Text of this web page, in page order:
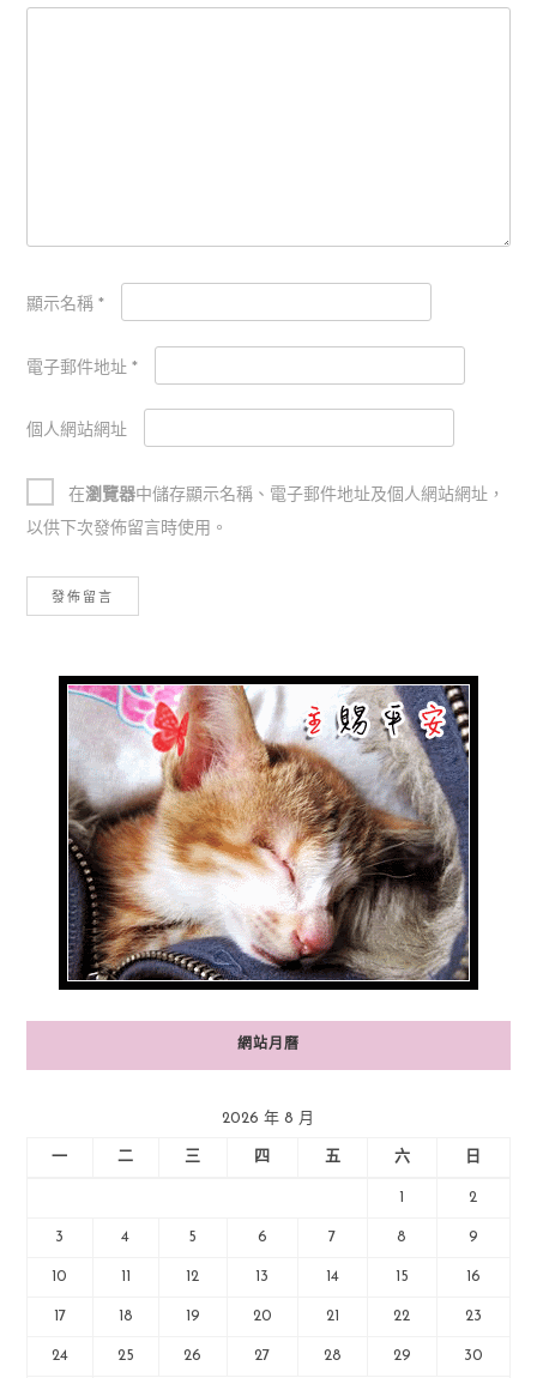
顯示名稱 *
電子郵件地址 *
個人網站網址
在瀏覽器中儲存顯示名稱、電子郵件地址及個人網站網址，
以供下次發佈留言時使用。
網站月曆
2026 年 8 月
一 二 三 四 五 六 日
2
3 4 5 6 7 8 9
10 12 13 14 15 16
17 18 19 20 21 22 23
24 25 26 27 28 29 30